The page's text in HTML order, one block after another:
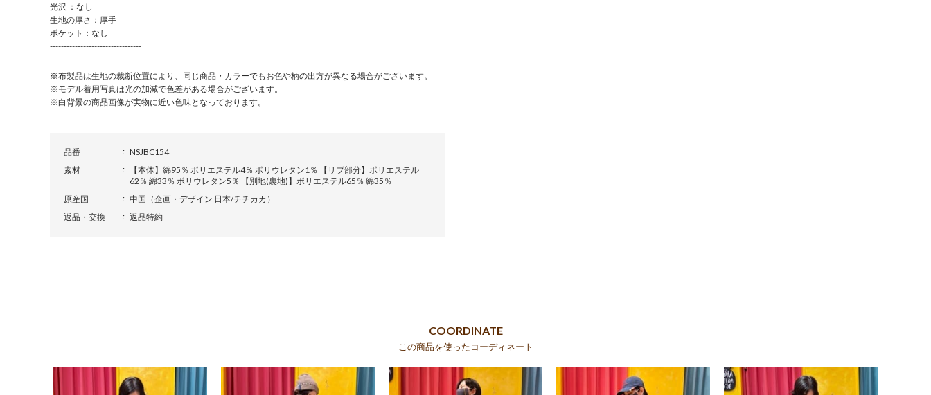
光沢 ：なし
生地の厚さ：厚手
ポケット：なし
---------------------------------
※布製品は生地の裁断位置により、同じ商品・カラーでもお色や柄の出方が異なる場合がございます。
※モデル着用写真は光の加減で色差がある場合がございます。
※白背景の商品画像が実物に近い色味となっております。
品番
NSJBC154
素材
【本体】綿95％ ポリエステル4％ ポリウレタン1％ 【リブ部分】ポリエステル
62％ 綿33％ ポリウレタン5％ 【別地(裏地)】ポリエステル65％ 綿35％
原産国
中国（企画・デザイン 日本/チチカカ）
返品・交換
返品特約
COORDINATE
この商品を使ったコーディネート